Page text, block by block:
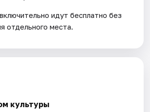
идут бесплатно без
отдельного места.
культуры